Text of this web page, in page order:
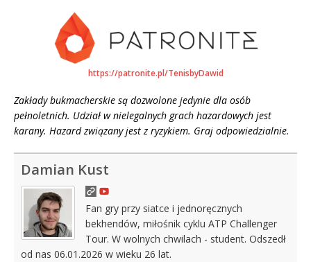
https://patronite.pl/TenisbyDawid
Zakłady bukmacherskie są dozwolone jedynie dla osób
pełnoletnich. Udział w nielegalnych grach hazardowych jest
karany. Hazard związany jest z ryzykiem. Graj odpowiedzialnie.
Damian Kust
Fan gry przy siatce i jednoręcznych
bekhendów, miłośnik cyklu ATP Challenger
Tour. W wolnych chwilach - student. Odszedł
od nas 06.01.2026 w wieku 26 lat.